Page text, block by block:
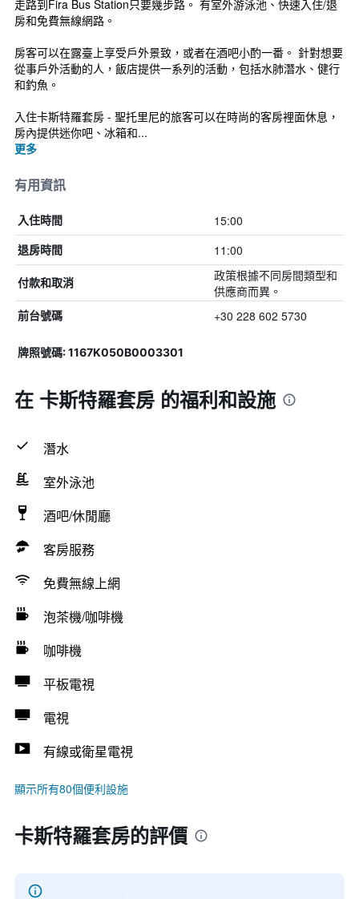
走路到Fira Bus Station只要幾步路。 有室外游泳池、快速入住/退
房和免費無線網路。
房客可以在露臺上享受戶外景致，或者在酒吧小酌一番。 針對想要
從事戶外活動的人，飯店提供一系列的活動，包括水肺潛水、健行
和釣魚。
入住卡斯特羅套房 - 聖托里尼的旅客可以在時尚的客房裡面休息，
房內提供迷你吧、冰箱和...
更多
有用資訊
入住時間 15:00
退房時間 11:00
付款和取消
政策根據不同房間類型和
供應商而異。
前台號碼 +30 228 602 5730
牌照號碼: 1167K050B0003301
在 卡斯特羅套房 的福利和設施
潛水
室外泳池
酒吧/休閒廳
客房服務
免費無線上網
泡茶機/咖啡機
咖啡機
平板電視
電視
有線或衛星電視
顯示所有80個便利設施
卡斯特羅套房的評價